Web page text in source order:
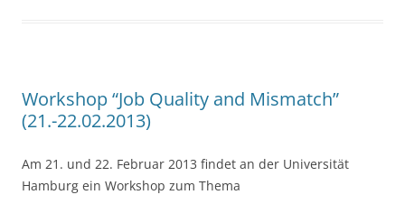
k
Workshop “Job Quality and Mismatch”
(21.-22.02.2013)
Am 21. und 22. Februar 2013 findet an der Universität
Hamburg ein Workshop zum Thema